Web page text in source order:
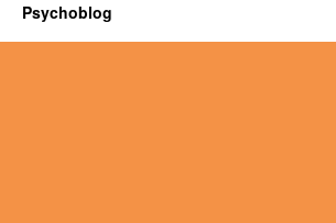
Psychoblog